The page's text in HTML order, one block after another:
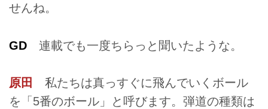
せんね。
GD 連載でも一度ちらっと聞いたような。
原田
私たちは真っすぐに飛んでいくボール
を「5番のボール」と呼びます。弾道の種類は